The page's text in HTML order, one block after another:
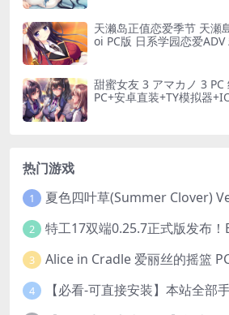
天濑岛正值恋爱季节 天瀬
oi PC版 日系学园恋爱
甜蜜女友 3 アマカノ 3 PC
PC+安卓直装+TY模拟器
热门游戏
1
2
3
4